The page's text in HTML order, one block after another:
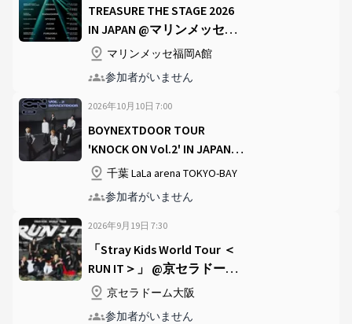
TREASURE THE STAGE 2026
IN JAPAN @マリンメッセ福
岡A館マリンメッセ福岡A館
参加者がいません
2026年10月10日 7:00
BOYNEXTDOOR TOUR
'KNOCK ON Vol.2' IN JAPAN
@LaLa arena TOKYO-BAY
千葉 LaLa arena TOKYO-BAY
参加者がいません
2026年9月19日 7:30
「Stray Kids World Tour ＜
RUN IT＞」 @京セラドーム
大阪京セラドーム大阪
参加者がいません